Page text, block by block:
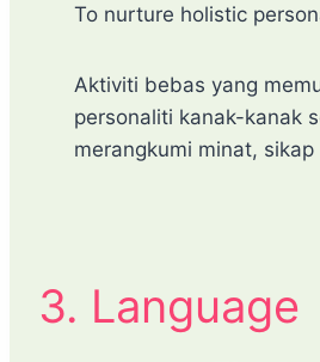
To nurture holistic
Aktiviti bebas yang
personaliti kanak-kanak
merangkumi minat,
3. Language